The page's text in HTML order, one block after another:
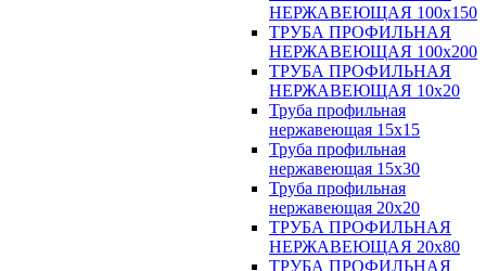
НЕРЖАВЕЮЩАЯ 100х150
ТРУБА ПРОФИЛЬНАЯ
НЕРЖАВЕЮЩАЯ 100х200
ТРУБА ПРОФИЛЬНАЯ
НЕРЖАВЕЮЩАЯ 10х20
Труба профильная
нержавеющая 15х15
Труба профильная
нержавеющая 15х30
Труба профильная
нержавеющая 20х20
ТРУБА ПРОФИЛЬНАЯ
НЕРЖАВЕЮЩАЯ 20х80
ТРУБА ПРОФИЛЬНАЯ